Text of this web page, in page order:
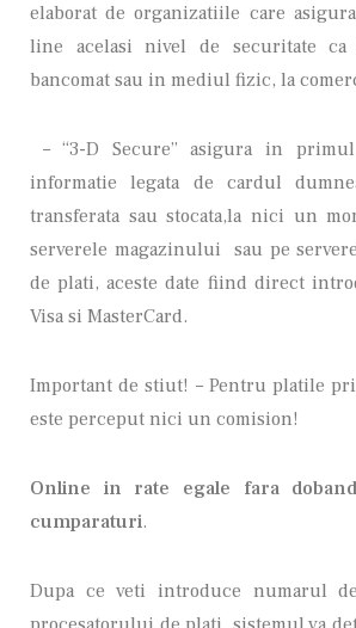
elaborat de organizatiile care
line acelasi nivel de securitate ca
bancomat sau in mediul fizic, la
– “3-D Secure” asigura in
informatie legata de cardul
transferata sau stocata,la nici un
serverele magazinului sau pe
de plati, aceste date fiind direct
Visa si MasterCard.
Important de stiut! – Pentru platile
este perceput nici un comision!
Online in rate egale fara
cumparaturi.
Dupa ce veti introduce numarul